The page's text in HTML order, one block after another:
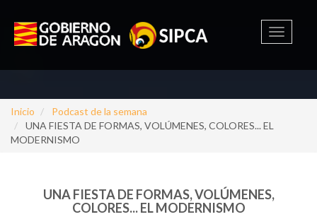
Toggle
Inicio
Podcast de la semana
UNA FIESTA DE FORMAS, VOLÚMENES, COLORES... EL
MODERNISMO
UNA FIESTA DE FORMAS, VOLÚMENES,
COLORES... EL MODERNISMO